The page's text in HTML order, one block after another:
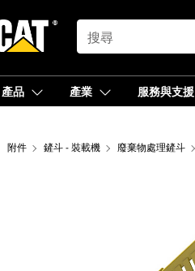
SEARCH
產品 產業 服務與支援
附件 鏟斗 - 裝載機 廢棄物處理鏟斗